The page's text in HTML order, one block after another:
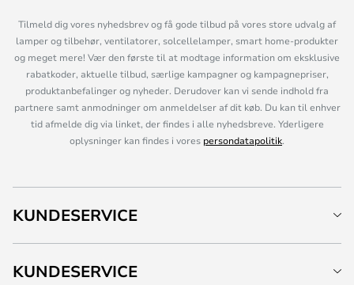
Tilmeld dig vores nyhedsbrev og få gode tilbud på vores store udvalg af
lamper og tilbehør, ventilatorer, solcellelamper, smart home-produkter
og meget mere! Vær den første til at modtage information om eksklusive
rabatkoder, aktuelle tilbud, særlige kampagner og kampagnepriser,
produktanbefalinger og nyheder. Derudover kan vi sende indhold fra
partnere samt anmodninger om anmeldelser af dit køb. Du kan til enhver
tid afmelde dig via linket, der findes i alle nyhedsbreve. Yderligere
oplysninger kan findes i vores persondatapolitik.
KUNDESERVICE
KUNDESERVICE